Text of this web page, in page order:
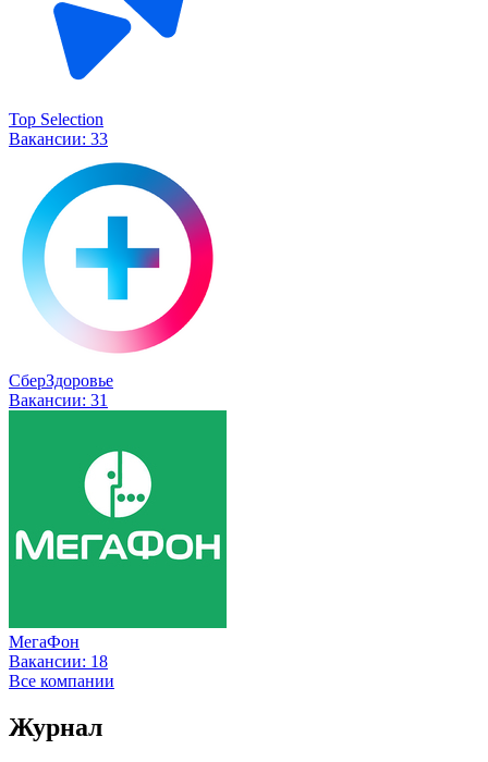
Top Selection
Вакансии: 33
СберЗдоровье
Вакансии: 31
МегаФон
Вакансии: 18
Все компании
Журнал